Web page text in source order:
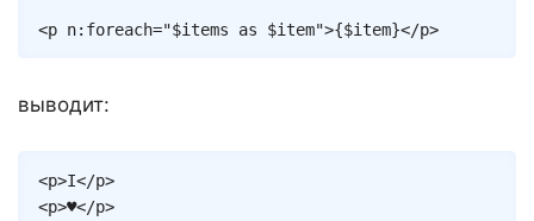
<p n:foreach="$items as $item">{$item}</p>
выводит:
<p>I</p>
<p>♥</p>